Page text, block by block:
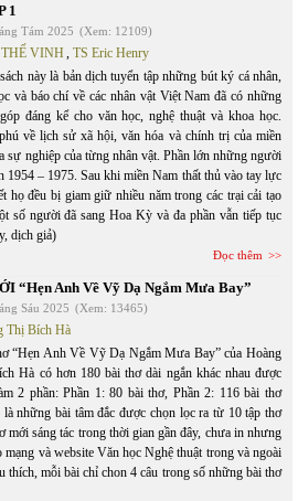
1
Tám 2025 (Xem: 12109)
VINH, TS Eric Henry
này là bản dịch tuyển tập những bút ký cá nhân,
và báo chí về các nhân vật Việt Nam đã có những
đáng kể cho văn học, nghệ thuật và khoa học.
về lịch sử xã hội, văn hóa và chính trị của miền
sự nghiệp của từng nhân vật. Phần lớn những người
1954 – 1975. Sau khi miền Nam thất thủ vào tay lực
họ đều bị giam giữ nhiều năm trong các trại cải tạo
số người đã sang Hoa Kỳ và đa phần vẫn tiếp tục
dịch giả)
Đọc thêm
“Hẹn Anh Về Vỹ Dạ Ngắm Mưa Bay”
Sáu 2025 (Xem: 13465)
Thị Bích Hà
“Hẹn Anh Về Vỹ Dạ Ngắm Mưa Bay” của Hoàng
Hà có hơn 180 bài thơ dài ngắn khác nhau được
2 phần: Phần 1: 80 bài thơ, Phần 2: 116 bài thơ
những bài tâm đắc được chọn lọc ra từ 10 tập thơ
mới sáng tác trong thời gian gần đây, chưa in nhưng
mạng và website Văn học Nghệ thuật trong và ngoài
thích, mỗi bài chỉ chon 4 câu trong số những bài thơ